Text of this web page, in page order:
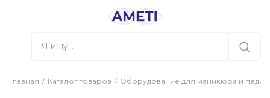
Главная Каталог товаров Оборудование для маникюра и